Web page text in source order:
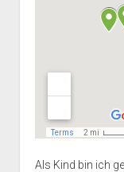
Als Kind bin ich